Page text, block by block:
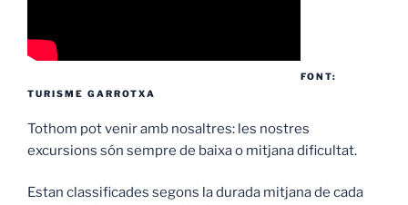
FONT:
TURISME GARROTXA
Tothom pot venir amb nosaltres: les nostres
excursions són sempre de baixa o mitjana dificultat.
Estan classificades segons la durada mitjana de cada